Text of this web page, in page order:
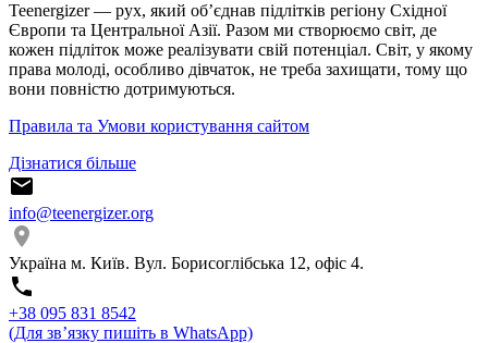
Teenergizer — рух, який об’єднав підлітків регіону Східної
Європи та Центральної Азії. Разом ми створюємо світ, де
кожен підліток може реалізувати свій потенціал. Світ, у якому
права молоді, особливо дівчаток, не треба захищати, тому що
вони повністю дотримуються.
Правила та Умови користування сайтом
Дізнатися більше
info@teenergizer.org
Україна м. Київ. Вул. Борисоглібська 12, офіс 4.
⁨+38 095 831 8542⁩
(Для звʼязку пишіть в WhatsApp)